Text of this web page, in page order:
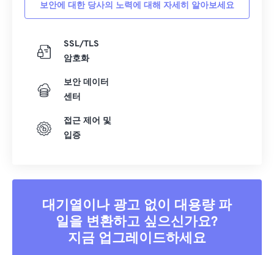
보안에 대한 당사의 노력에 대해 자세히 알아보세요
SSL/TLS
암호화
보안 데이터
센터
접근 제어 및
입증
대기열이나 광고 없이 대용량 파
일을 변환하고 싶으신가요?
지금 업그레이드하세요